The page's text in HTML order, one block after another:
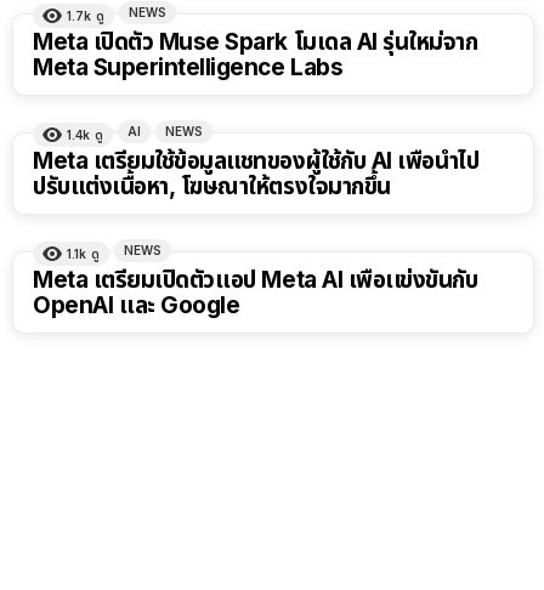
1.7k ดู NEWS
Meta เปิดตัว Muse Spark โมเดล AI รุ่นใหม่จาก
Meta Superintelligence Labs
1.4k ดู AI NEWS
Meta เตรียมใช้ข้อมูลแชทของผู้ใช้กับ AI เพื่อนำไป
ปรับแต่งเนื้อหา, โฆษณาให้ตรงใจมากขึ้น
1.1k ดู NEWS
Meta เตรียมเปิดตัวเเอป Meta AI เพื่อเเข่งขันกับ
OpenAI เเละ Google